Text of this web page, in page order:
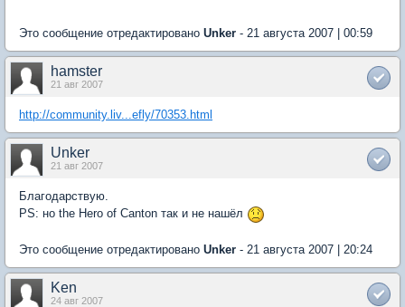
Это сообщение отредактировано Unker - 21 августа 2007 | 00:59
hamster
21 авг 2007
http://community.liv...efly/70353.html
Unker
21 авг 2007
Благодарствую.
PS: но the Hero of Canton так и не нашёл
Это сообщение отредактировано Unker - 21 августа 2007 | 20:24
Ken
24 авг 2007